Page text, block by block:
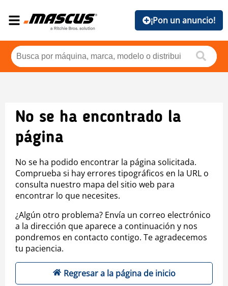
¡Pon un anuncio!
No se ha encontrado la
página
No se ha podido encontrar la página solicitada.
Comprueba si hay errores tipográficos en la URL o
consulta nuestro mapa del sitio web para
encontrar lo que necesites.
¿Algún otro problema? Envía un correo electrónico
a la dirección que aparece a continuación y nos
pondremos en contacto contigo. Te agradecemos
tu paciencia.
Regresar a la página de inicio